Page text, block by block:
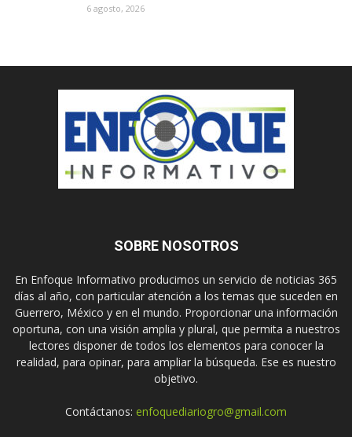
6 agosto, 2026
SOBRE NOSOTROS
En Enfoque Informativo producimos un servicio de noticias 365
días al año, con particular atención a los temas que suceden en
Guerrero, México y en el mundo. Proporcionar una información
oportuna, con una visión amplia y plural, que permita a nuestros
lectores disponer de todos los elementos para conocer la
realidad, para opinar, para ampliar la búsqueda. Ese es nuestro
objetivo.
Contáctanos: enfoquediariogro@gmail.com